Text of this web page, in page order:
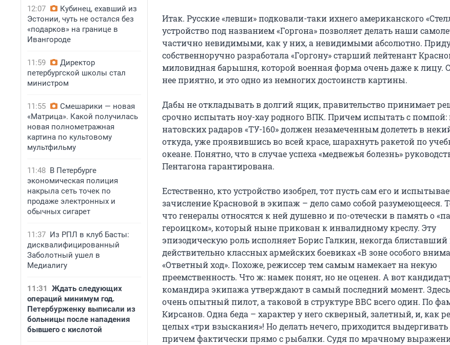
12:07
Кубинец, ехавший из
Эстонии, чуть не остался без
«подарков» на границе в
Ивангороде
11:59
Директор
петербургской школы стал
министром
11:55
Смешарики — новая
«Матрица». Какой получилась
новая полнометражная
картина по культовому
мультфильму
11:48 В Петербурге
экономическая полиция
накрыла сеть точек по
продаже электронных и
обычных сигарет
11:37 Из РПЛ в клуб Басты:
дисквалифицированный
Заболотный ушел в
Медиалигу
11:31
Ждать следующих
операций минимум год.
Петербурженку выписали из
больницы после нападения
бывшего с кислотой
Итак. Русские «левши» подковали-таки ихнего американского
устройство под названием «Горгона» позволяет делать наши
частично невидимыми, как у них, а невидимыми абсолютно.
собственноручно разработала «Горгону» старший лейтенант
миловидная барышня, которой военная форма очень даже к лицу.
нее приятно, и это одно из немногих достоинств картины.
Дабы не откладывать в долгий ящик, правительство принимает
срочно испытать ноу-хау родного ВПК. Причем испытать с помпой:
натовских радаров «ТУ-160» должен незамеченным долететь в
откуда, уже проявившись во всей красе, шарахнуть ракетой по
океане. Понятно, что в случае успеха «медвежья болезнь»
Пентагона гарантирована.
Естественно, кто устройство изобрел, тот пусть сам его и
зачисление Красновой в экипаж – дело само собой разумеющееся.
что генералы относятся к ней душевно и по-отечески в память о
героицком», который ныне прикован к инвалидному креслу. Эту
эпизодическую роль исполняет Борис Галкин, некогда блиставший
действительно классных армейских боевиках «В зоне особого
«Ответный ход». Похоже, режиссер тем самым намекает на некую
преемственность. Что ж: намек понят, но не оценен. А вот
командира экипажа утверждают в самый последний момент.
очень опытный пилот, а таковой в структуре ВВС всего один. По
Кирсанов. Одна беда – характер у него скверный, залетный, и, как
целых «три взыскания»! Но делать нечего, приходится
причем фактически прямо с рыбалки. Судя по мрачному